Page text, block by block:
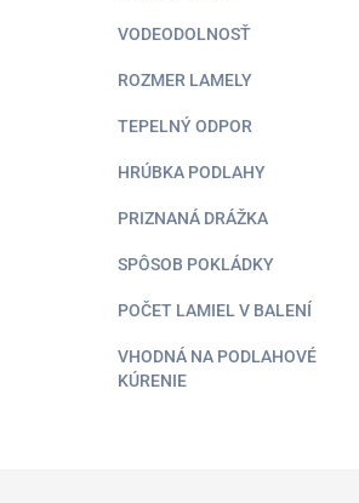
VODEODOLNOSŤ
ROZMER LAMELY
TEPELNÝ ODPOR
HRÚBKA PODLAHY
PRIZNANÁ DRÁŽKA
SPÔSOB POKLÁDKY
POČET LAMIEL V BALENÍ
VHODNÁ NA PODLAHOVÉ
KÚRENIE